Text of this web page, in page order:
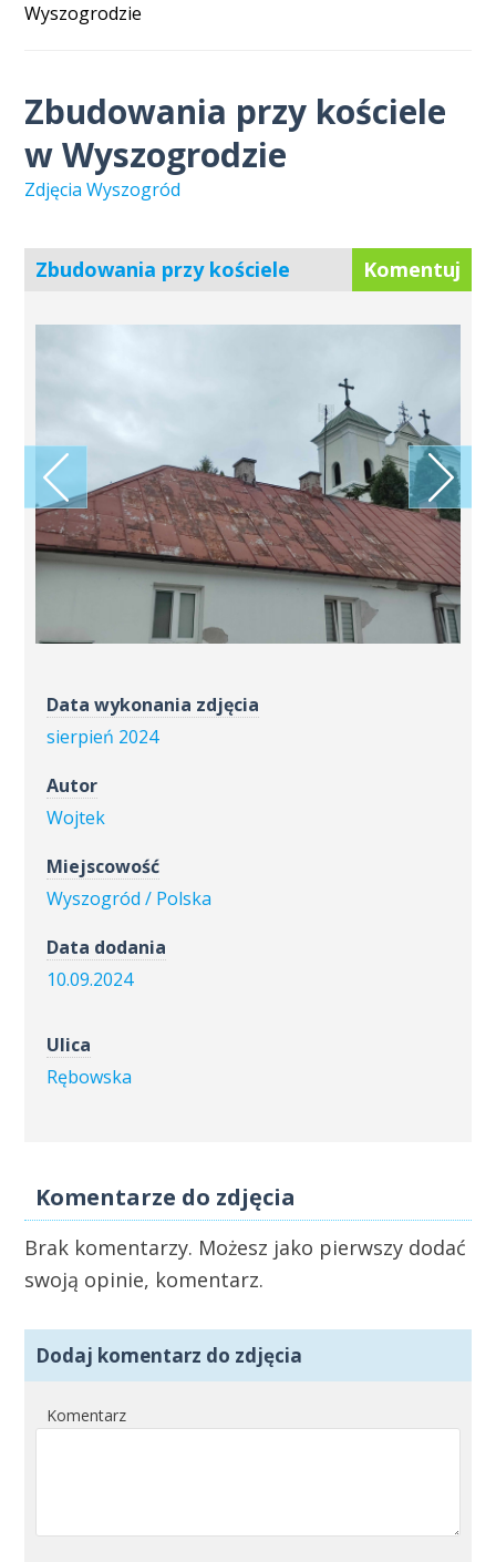
Wyszogrodzie
Zbudowania przy kościele
w Wyszogrodzie
Zdjęcia Wyszogród
Zbudowania przy kościele Komentuj
Data wykonania zdjęcia
sierpień 2024
Autor
Wojtek
Miejscowość
Wyszogród / Polska
Data dodania
10.09.2024
Ulica
Rębowska
Komentarze do zdjęcia
Brak komentarzy. Możesz jako pierwszy dodać
swoją opinie, komentarz.
Dodaj komentarz do zdjęcia
Komentarz